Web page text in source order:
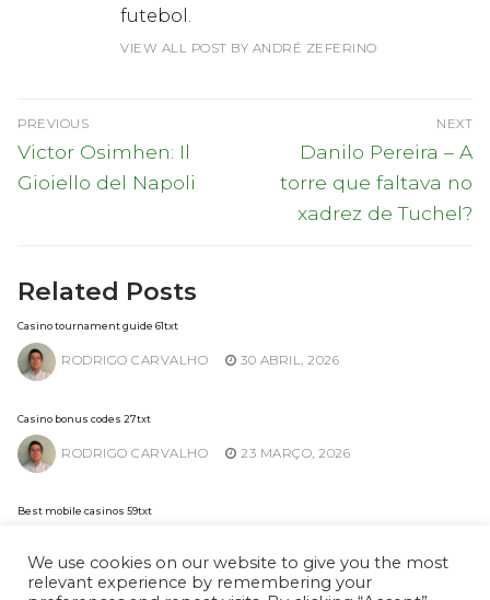
futebol.
VIEW ALL POST BY ANDRÉ ZEFERINO
Navegação
de
artigos
PREVIOUS
Previous
post:
Victor Osimhen: Il
Gioiello del Napoli
NEXT
Next
post:
Danilo Pereira – A
torre que faltava no
xadrez de Tuchel?
Related Posts
Casino tournament guide 61txt
RODRIGO CARVALHO 30 ABRIL, 2026
Casino bonus codes 27txt
RODRIGO CARVALHO 23 MARÇO, 2026
Best mobile casinos 59txt
We use cookies on our website to give you the most
relevant experience by remembering your